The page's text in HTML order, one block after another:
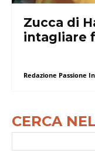
Zucca di
intagliare
Redazione Passione
CERCA